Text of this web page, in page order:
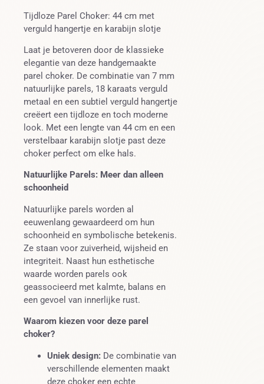
Tijdloze Parel Choker: 44 cm met
verguld hangertje en karabijn slotje
Laat je betoveren door de klassieke
elegantie van deze handgemaakte
parel choker. De combinatie van 7 mm
natuurlijke parels, 18 karaats verguld
metaal en een subtiel verguld hangertje
creëert een tijdloze en toch moderne
look. Met een lengte van 44 cm en een
verstelbaar karabijn slotje past deze
choker perfect om elke hals.
Natuurlijke Parels: Meer dan alleen
schoonheid
Natuurlijke parels worden al
eeuwenlang gewaardeerd om hun
schoonheid en symbolische betekenis.
Ze staan voor zuiverheid, wijsheid en
integriteit. Naast hun esthetische
waarde worden parels ook
geassocieerd met kalmte, balans en
een gevoel van innerlijke rust.
Waarom kiezen voor deze parel
choker?
Uniek design: De combinatie van
verschillende elementen maakt
deze choker een echte